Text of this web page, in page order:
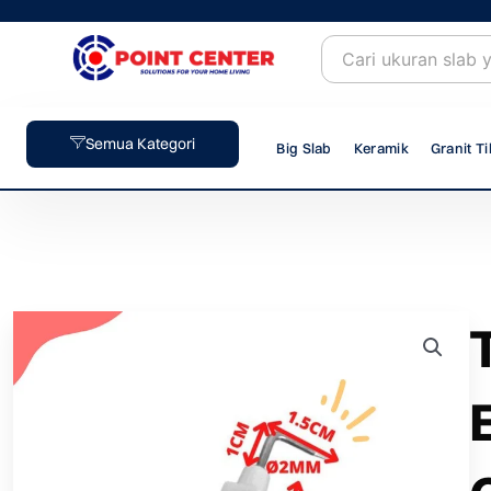
Semua Kategori Big Slab Keramik Granit